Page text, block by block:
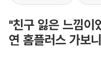
"친구 잃은 느낌
연 홈플러스 가보